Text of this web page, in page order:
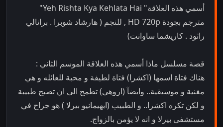
أسمي هذه العلاقة" Yeh Rishta Kya Kehlata Hai"
مترجم بجودة HD 720p , للنجم ( هارشاد شوبرا . برانالي
راثود . كاريشما ساوانت)
قصة مسلسل ماذا أسمي هذه العلاقة الموسم الثاني :
هناك فتاة اسمها (اكشرا) فتاة لطيفة و محبة للعائله و هي
مغنية و موسيقية.. وايضآ (اروهي) تطمح الى ان تصبح طبيبة
و لكن تكره اكشرا.. و الطبيب (ابهيمانيو بيرلا ) هو جراح في
مستشفى بيرلا و انه لا يؤمن بالزواج.